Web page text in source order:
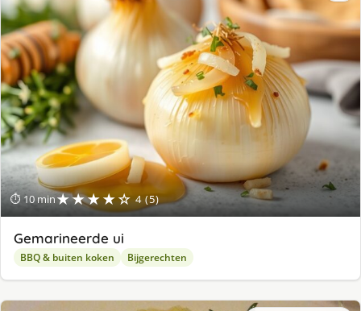
⏱ 10 min★★★★☆ 4 (5)
Gemarineerde ui
BBQ & buiten koken Bijgerechten